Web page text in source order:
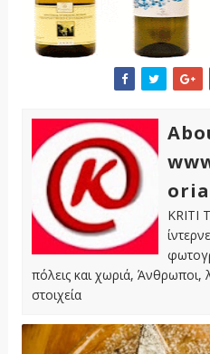
KRITI
πόλεις και χωριά, Άνθρωποι,
στοιχεία